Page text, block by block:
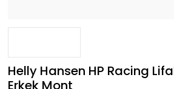
Helly Hansen HP Racing
Erkek Mont